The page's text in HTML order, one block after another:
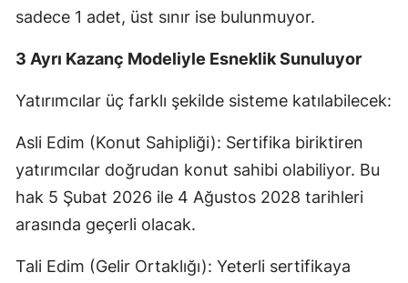
Mersin
İstanbul
Kastamonu
Kayseri
Kırşehir
sadece 1 adet, üst sınır ise bulunmuyor.
3 Ayrı Kazanç Modeliyle Esneklik Sunuluyor
Yatırımcılar üç farklı şekilde sisteme katılabilecek:
Asli Edim (Konut Sahipliği): Sertifika biriktiren
yatırımcılar doğrudan konut sahibi olabiliyor. Bu
hak 5 Şubat 2026 ile 4 Ağustos 2028 tarihleri
arasında geçerli olacak.
Tali Edim (Gelir Ortaklığı): Yeterli sertifikaya